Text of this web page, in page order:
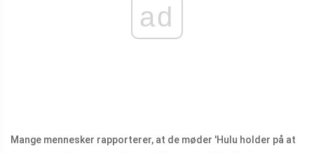
ad
Mange mennesker rapporterer, at de møder 'Hulu holder på at